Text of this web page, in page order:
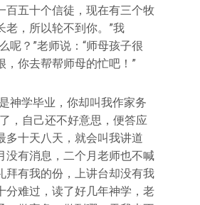
百五十个信徒，现在有三个牧
老，所以轮不到你。”我
呢？”老师说：“师母孩子很
，你去帮帮师母的忙吧！”
神学毕业，你却叫我作家务
，自己还不好意思，便答应
多十天八天，就会叫我讲道
没有消息，二个月老师也不喊
拜有我的份，上讲台却没有我
分难过，读了好几年神学，老